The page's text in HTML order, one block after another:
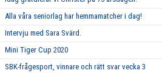
Alla våra seniorlag har hemmamatcher i dag!
Intervju med Sara Svärd.
Mini Tiger Cup 2020
SBK-frågesport, vinnare och rätt svar vecka 3